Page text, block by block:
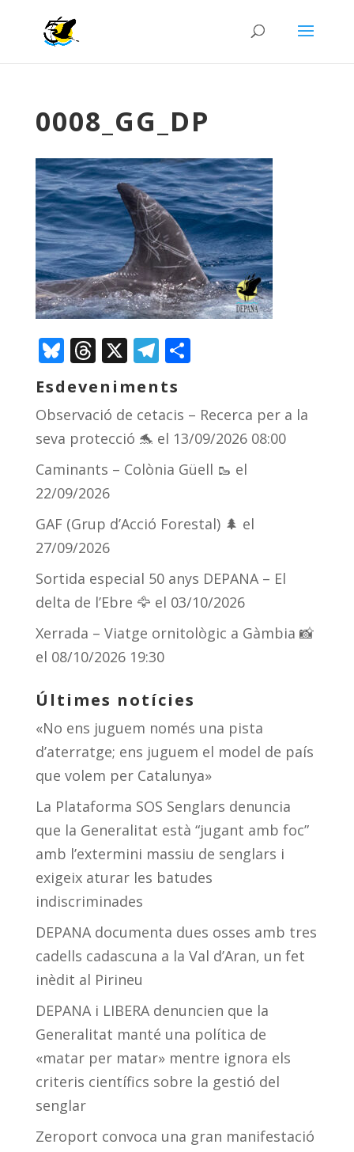
0008_GG_DP
Bluesky
Threads
X Telegram
Comparteix
Esdeveniments
Observació de cetacis – Recerca per a la
seva protecció 🐬 el 13/09/2026 08:00
Caminants – Colònia Güell 🥾 el
22/09/2026
GAF (Grup d’Acció Forestal) 🌲 el
27/09/2026
Sortida especial 50 anys DEPANA – El
delta de l’Ebre 🦅 el 03/10/2026
Xerrada – Viatge ornitològic a Gàmbia 📸
el 08/10/2026 19:30
Últimes notícies
«No ens juguem només una pista
d’aterratge; ens juguem el model de país
que volem per Catalunya»
La Plataforma SOS Senglars denuncia
que la Generalitat està “jugant amb foc”
amb l’extermini massiu de senglars i
exigeix aturar les batudes
indiscriminades
DEPANA documenta dues osses amb tres
cadells cadascuna a la Val d’Aran, un fet
inèdit al Pirineu
DEPANA i LIBERA denuncien que la
Generalitat manté una política de
«matar per matar» mentre ignora els
criteris científics sobre la gestió del
senglar
Zeroport convoca una gran manifestació